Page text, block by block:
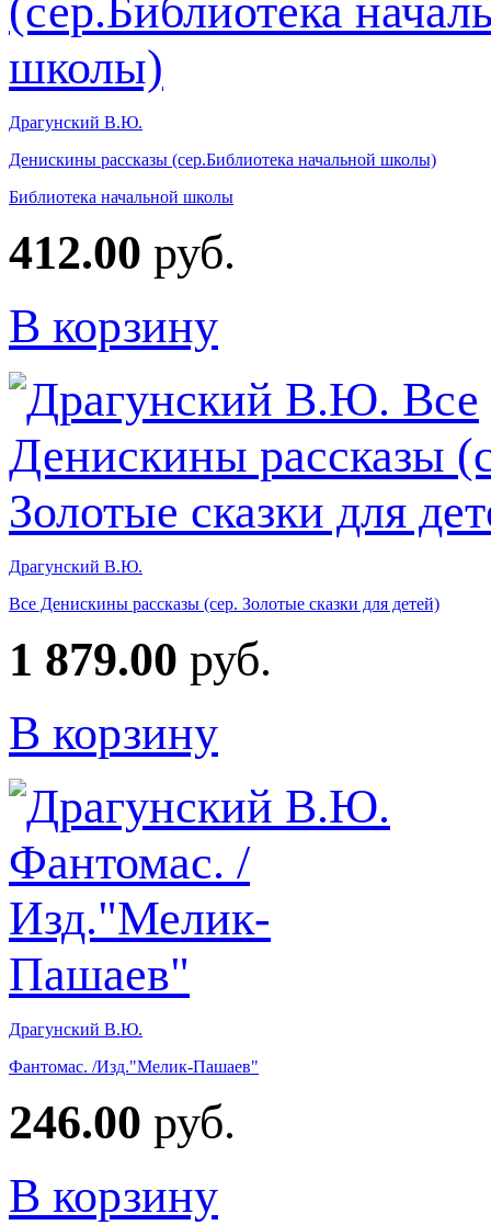
Драгунский В.Ю.
Денискины рассказы (сер.Библиотека начальной школы)
Библиотека начальной школы
412.00 руб.
В корзину
Драгунский В.Ю.
Все Денискины рассказы (сер. Золотые сказки для детей)
1 879.00 руб.
В корзину
Драгунский В.Ю.
Фантомас. /Изд."Мелик-Пашаев"
246.00 руб.
В корзину